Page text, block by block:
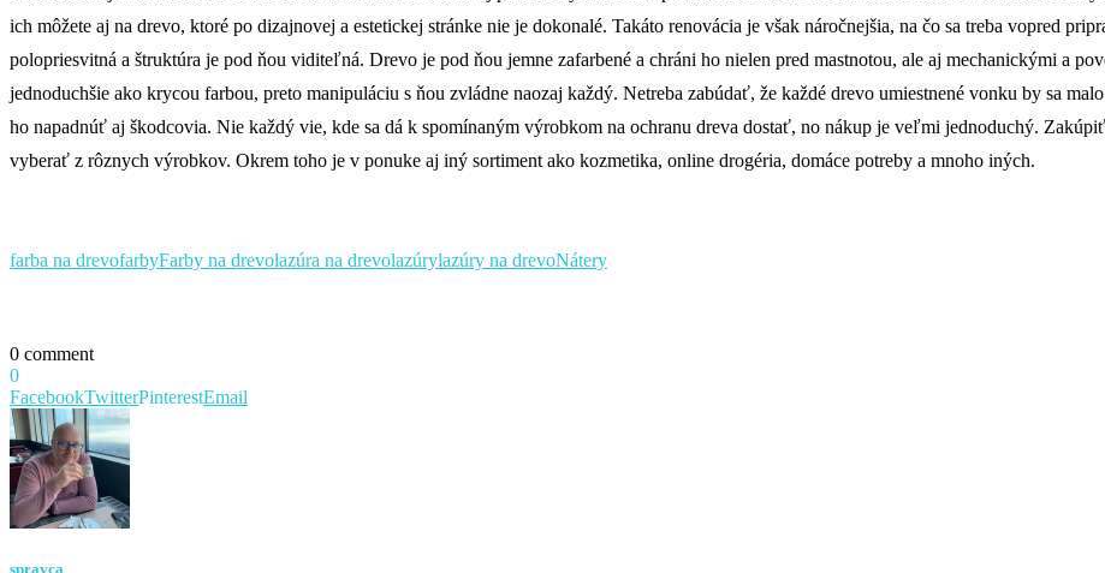
ich môžete aj na drevo, ktoré po dizajnovej a estetickej stránke nie je dokonalé. Takáto renovácia je však náročnejšia, na čo sa treba vopred
polopriesvitná a štruktúra je pod ňou viditeľná. Drevo je pod ňou jemne zafarbené a chráni ho nielen pred mastnotou, ale aj mechanickými a
jednoduchšie ako krycou farbou, preto manipuláciu s ňou zvládne naozaj každý. Netreba zabúdať, že každé drevo umiestnené vonku by sa
ho napadnúť aj škodcovia. Nie každý vie, kde sa dá k spomínaným výrobkom na ochranu dreva dostať, no nákup je veľmi jednoduchý.
vyberať z rôznych výrobkov. Okrem toho je v ponuke aj iný sortiment ako kozmetika, online drogéria, domáce potreby a mnoho iných.
farba na drevofarbyFarby na drevolazúra na drevolazúrylazúry na drevoNátery
0 comment
0
FacebookTwitterPinterestEmail
spravca